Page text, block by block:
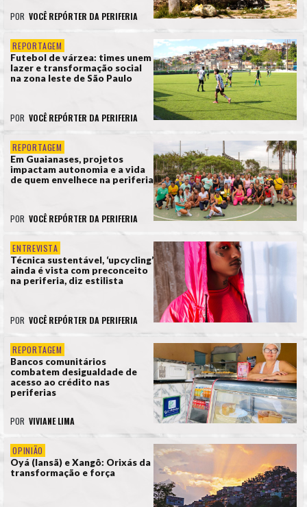
POR VOCÊ REPÓRTER DA PERIFERIA
REPORTAGEM
Futebol de várzea: times unem
lazer e transformação social
na zona leste de São Paulo
POR VOCÊ REPÓRTER DA PERIFERIA
REPORTAGEM
Em Guaianases, projetos
impactam autonomia e a vida
de quem envelhece na periferia
POR VOCÊ REPÓRTER DA PERIFERIA
ENTREVISTA
Técnica sustentável, ‘upcycling’
ainda é vista com preconceito
na periferia, diz estilista
POR VOCÊ REPÓRTER DA PERIFERIA
REPORTAGEM
Bancos comunitários
combatem desigualdade de
acesso ao crédito nas
periferias
POR VIVIANE LIMA
OPINIÃO
Oyá (Iansã) e Xangô: Orixás da
transformação e força